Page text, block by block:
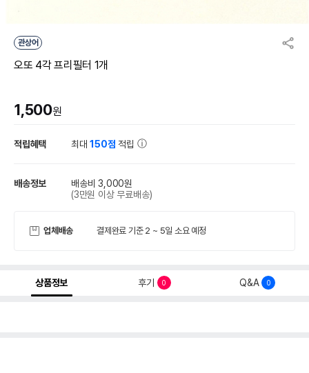
관상어
오또 4각 프리필터 1개
1,500원
적립혜택 최대150점 적립
배송정보
배송비 3,000원
(3만원 이상 무료배송)
업체배송 결제완료 기준 2 ~ 5일 소요 예정
상품정보 후기 0 Q&A 0